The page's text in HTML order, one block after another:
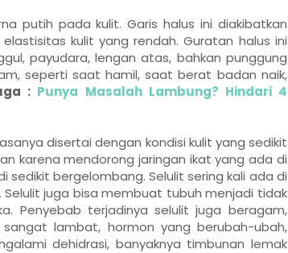
putih pada kulit. Garis halus ini diakibatkan
kulit yang rendah. Guratan halus ini
payudara, lengan atas, bahkan punggung
seperti saat hamil, saat berat badan naik,
: Punya Masalah Lambung? Hindari 4
disertai dengan kondisi kulit yang sedikit
karena mendorong jaringan ikat yang ada di
bergelombang. Selulit sering kali ada di
juga bisa membuat tubuh menjadi tidak
Penyebab terjadinya selulit juga beragam,
lambat, hormon yang berubah-ubah,
dehidrasi, banyaknya timbunan lemak